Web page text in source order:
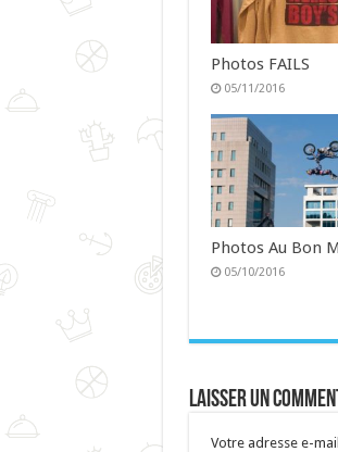
Photos FAILS
05/11/2016
Photos Au Bon
05/10/2016
Laisser un
Votre adresse e-